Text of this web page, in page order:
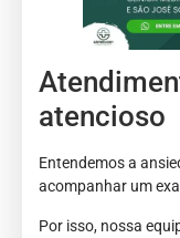
atencioso
Entendemos a
acompanhar um
Por isso, nossa